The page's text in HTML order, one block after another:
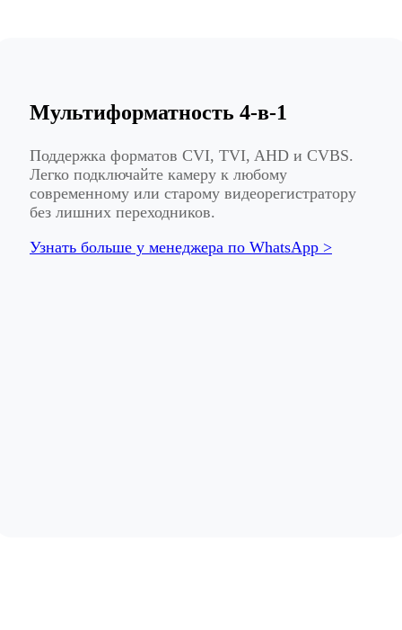
Мультиформатность 4-в-1
Поддержка форматов CVI, TVI, AHD и CVBS.
Легко подключайте камеру к любому
современному или старому видеорегистратору
без лишних переходников.
Узнать больше у менеджера по WhatsApp >